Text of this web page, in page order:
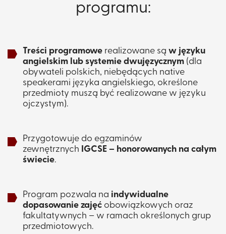
programu:
Treści programowe realizowane są w języku
angielskim lub systemie dwujęzycznym (dla
obywateli polskich, niebędących native
speakerami języka angielskiego, określone
przedmioty muszą być realizowane w języku
ojczystym).​​
Przygotowuje do egzaminów
zewnętrznych IGCSE – honorowanych na całym
świecie.
Program pozwala na indywidualne
dopasowanie zajęć obowiązkowych oraz
fakultatywnych – w ramach określonych grup
przedmiotowych. ​